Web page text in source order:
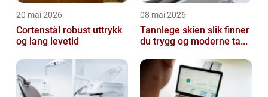
20 mai 2026
Cortenstål robust uttrykk
og lang levetid
08 mai 2026
Tannlege skien slik finner
du trygg og moderne ta...